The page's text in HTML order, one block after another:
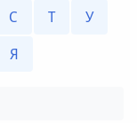
С Т
У
Я